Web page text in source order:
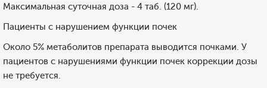
Максимальная суточная доза - 4 таб. (120 мг).
Пациенты с нарушением функции почек
Около 5% метаболитов препарата выводится почками. У
пациентов с нарушениями функции почек коррекции дозы
не требуется.